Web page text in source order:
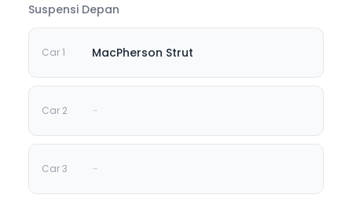
Suspensi Depan
MacPherson Strut
-
-